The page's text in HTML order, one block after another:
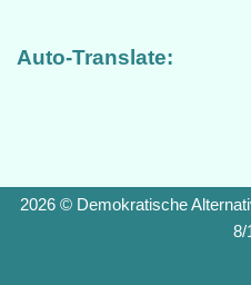
Auto-Translate:
2026 © Demokratische
8/